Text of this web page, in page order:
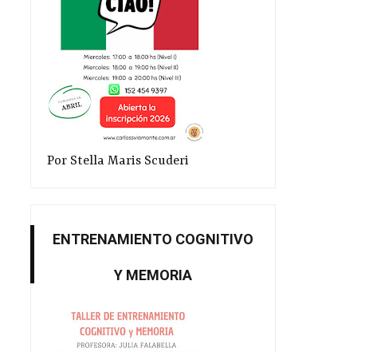
Por Stella Maris Scuderi
ENTRENAMIENTO COGNITIVO
Y MEMORIA